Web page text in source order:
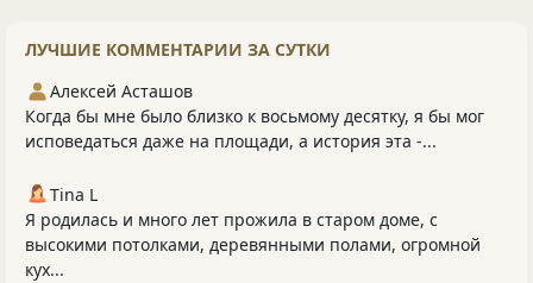
ЛУЧШИЕ КОММЕНТАРИИ ЗА СУТКИ
Алексей Асташов
Когда бы мне было близко к восьмому десятку, я бы мог
исповедаться даже на площади, а история эта -...
Tina L
Я родилась и много лет прожила в старом доме, с
высокими потолками, деревянными полами, огромной
кух...